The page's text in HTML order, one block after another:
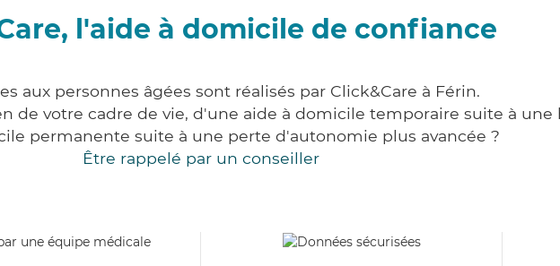
l'aide à domicile de confiance
aux personnes âgées sont réalisés par Click&Care à Férin.
de votre cadre de vie, d'une aide à domicile temporaire suite à
permanente suite à une perte d'autonomie plus avancée ?
Être rappelé par un conseiller